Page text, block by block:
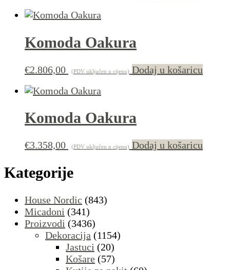
Komoda Oakura
€2.806,00 (PDV uključen u cijenu) Dodaj u košaricu
Komoda Oakura
€3.358,00 (PDV uključen u cijenu) Dodaj u košaricu
Kategorije
House Nordic (843)
Micadoni (341)
Proizvodi (3436)
Dekoracija (1154)
Jastuci (20)
Košare (57)